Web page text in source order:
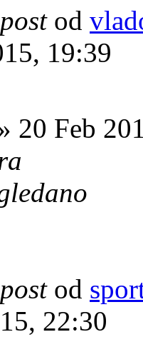
od
19:39
20 Feb
od
22:30